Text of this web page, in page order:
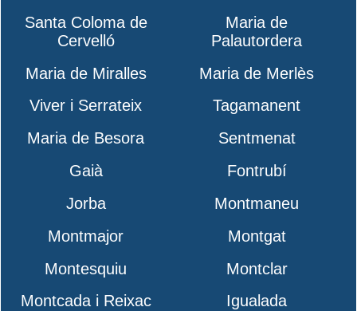
Santa Coloma de
Cervelló
Maria de
Palautordera
Maria de Miralles
Maria de Merlès
Viver i Serrateix
Tagamanent
Maria de Besora
Sentmenat
Gaià
Fontrubí
Jorba
Montmaneu
Montmajor
Montgat
Montesquiu
Montclar
Montcada i Reixac
Igualada